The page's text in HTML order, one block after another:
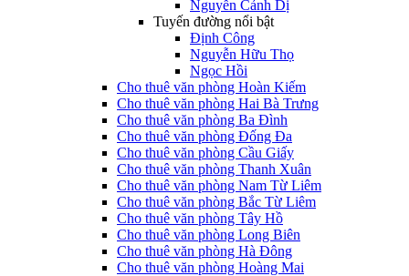
Nguyễn Cảnh Dị
Tuyến đường nổi bật
Định Công
Nguyễn Hữu Thọ
Ngọc Hồi
Cho thuê văn phòng Hoàn Kiếm
Cho thuê văn phòng Hai Bà Trưng
Cho thuê văn phòng Ba Đình
Cho thuê văn phòng Đống Đa
Cho thuê văn phòng Cầu Giấy
Cho thuê văn phòng Thanh Xuân
Cho thuê văn phòng Nam Từ Liêm
Cho thuê văn phòng Bắc Từ Liêm
Cho thuê văn phòng Tây Hồ
Cho thuê văn phòng Long Biên
Cho thuê văn phòng Hà Đông
Cho thuê văn phòng Hoàng Mai